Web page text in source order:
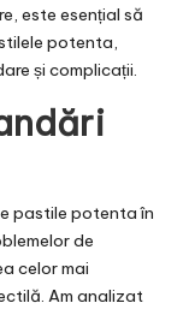
este esențial să
potenta,
și complicații.
pastile potenta în
de
celor mai
Am analizat